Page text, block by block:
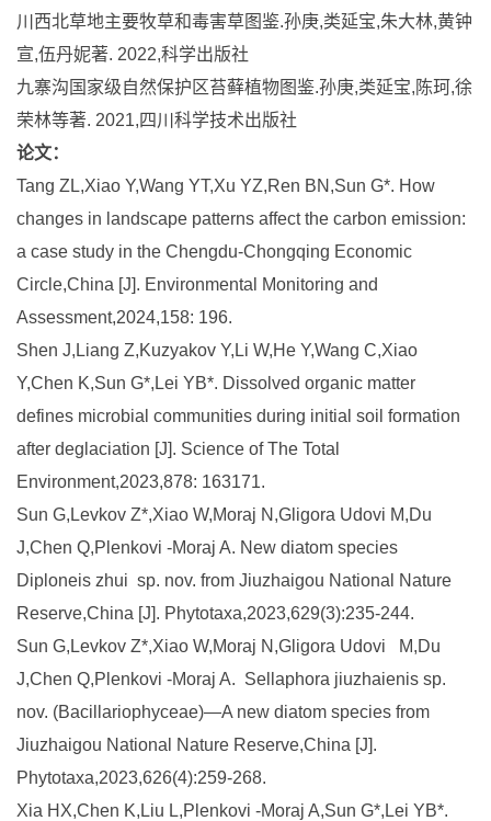
川西北草地主要牧草和毒害草图鉴.孙庚,类延宝,朱大林,黄钟
宣,伍丹妮著. 2022,科学出版社
九寨沟国家级自然保护区苔藓植物图鉴.孙庚,类延宝,陈珂,徐
荣林等著. 2021,四川科学技术出版社
论文：
Tang ZL,Xiao Y,Wang YT,Xu YZ,Ren BN,Sun G*. How
changes in landscape patterns affect the carbon emission:
a case study in the Chengdu-Chongqing Economic
Circle,China [J]. Environmental Monitoring and
Assessment,2024,158: 196.
Shen J,Liang Z,Kuzyakov Y,Li W,He Y,Wang C,Xiao
Y,Chen K,Sun G*,Lei YB*. Dissolved organic matter
defines microbial communities during initial soil formation
after deglaciation [J]. Science of The Total
Environment,2023,878: 163171.
Sun G,Levkov Z*,Xiao W,Moraj N,Gligora Udovi M,Du
J,Chen Q,Plenkovi -Moraj A. New diatom species
Diploneis zhui sp. nov. from Jiuzhaigou National Nature
Reserve,China [J]. Phytotaxa,2023,629(3):235-244.
Sun G,Levkov Z*,Xiao W,Moraj N,Gligora Udovi M,Du
J,Chen Q,Plenkovi -Moraj A. Sellaphora jiuzhaienis sp.
nov. (Bacillariophyceae)—A new diatom species from
Jiuzhaigou National Nature Reserve,China [J].
Phytotaxa,2023,626(4):259-268.
Xia HX,Chen K,Liu L,Plenkovi -Moraj A,Sun G*,Lei YB*.